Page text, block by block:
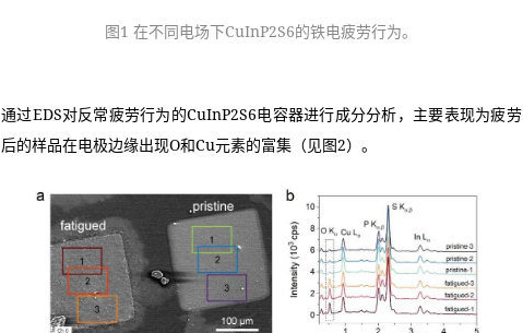
图1 在不同电场下CuInP2S6的铁电疲劳行为。
通过EDS对反常疲劳行为的CuInP2S6电容器进行成分分析，主要表现为疲劳
后的样品在电极边缘出现O和Cu元素的富集（见图2）。